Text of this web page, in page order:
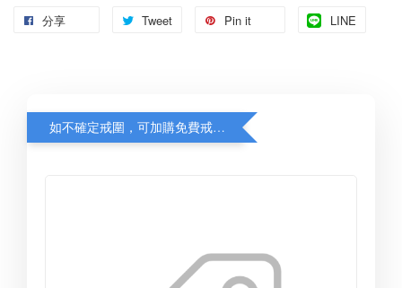
分享 Tweet Pin it LINE
如不確定戒圍，可加購免費戒圍尺，先量再出貨，備註填寫戒圍待確認